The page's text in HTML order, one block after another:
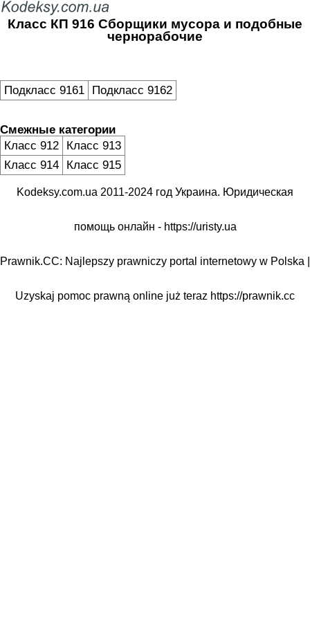
Класс КП 916 Сборщики мусора и подобные
чернорабочие
Подкласс 9161 Подкласс 9162
Смежные категории
Класс 912 Класс 913
Класс 914 Класс 915
Kodeksy.com.ua 2011-2024 год Украина. Юридическая
помощь онлайн - https://uristy.ua
Prawnik.CC: Najlepszy prawniczy portal internetowy w Polska |
Uzyskaj pomoc prawną online już teraz https://prawnik.cc